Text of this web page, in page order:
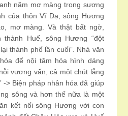
năm mơ màng trong sương
của thôn Vĩ Dạ, sông Hương
mơ màng. Và thật bất ngờ,
Huế, sông Hương “đột
thành phố lần cuối”. Nhà văn
để nội tâm hóa hình dáng
vương vấn, cả một chút lẳng
-> Biện pháp nhân hóa đã giúp
sông và hơn thế nữa là một
kết nối sông Hương với con